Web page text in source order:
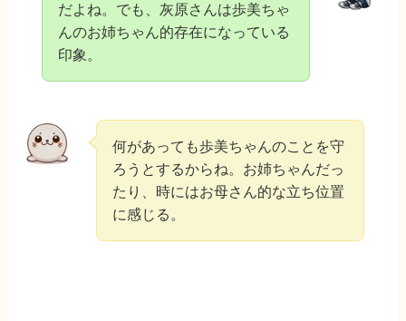
だよね。でも、灰原さんは歩美ちゃ
んのお姉ちゃん的存在になっている
印象。
何があっても歩美ちゃんのことを守
ろうとするからね。お姉ちゃんだっ
たり、時にはお母さん的な立ち位置
に感じる。